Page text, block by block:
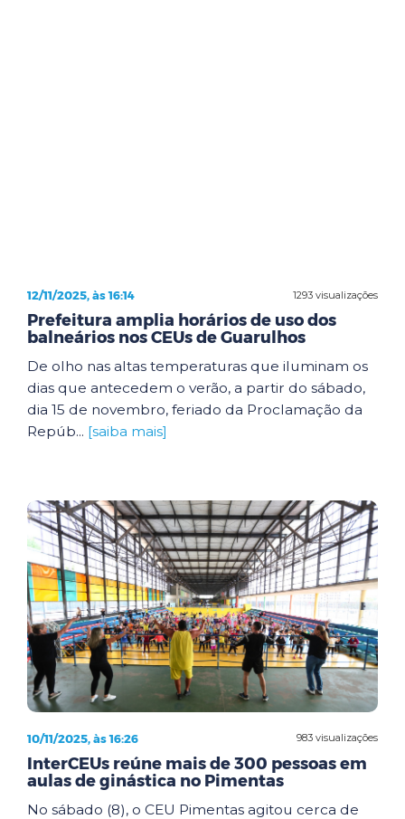
1293 visualizações
12/11/2025, às 16:14
Prefeitura amplia horários de uso dos
balneários nos CEUs de Guarulhos
De olho nas altas temperaturas que iluminam os
dias que antecedem o verão, a partir do sábado,
dia 15 de novembro, feriado da Proclamação da
Repúb... [saiba mais]
983 visualizações
10/11/2025, às 16:26
InterCEUs reúne mais de 300 pessoas em
aulas de ginástica no Pimentas
No sábado (8), o CEU Pimentas agitou cerca de